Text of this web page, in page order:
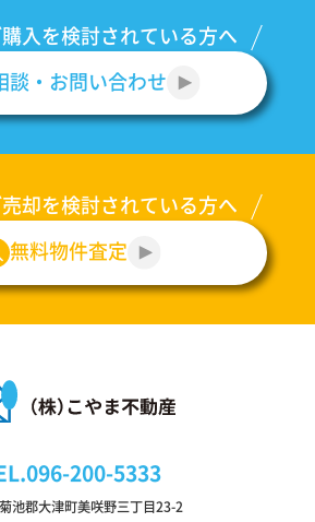
入を検討されている方へ
談・ お問い合わせ
却を検討されている方へ
無料物件査定
096-200-5333
池郡大津町美咲野三丁目23-2